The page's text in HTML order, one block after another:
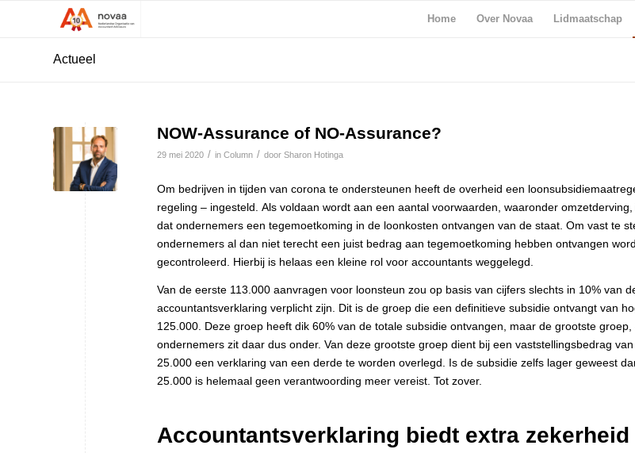
Home Over Novaa Lidmaatschap
Actueel
NOW-Assurance of NO-Assurance?
29 mei 2020 / in Column / door Sharon Hotinga
Om bedrijven in tijden van corona te ondersteunen heeft de overheid een
regeling – ingesteld. Als voldaan wordt aan een aantal voorwaarden, waaronder
dat ondernemers een tegemoetkoming in de loonkosten ontvangen van de staat. Om vast te
ondernemers al dan niet terecht een juist bedrag aan tegemoetkoming hebben ontvangen
gecontroleerd. Hierbij is helaas een kleine rol voor accountants weggelegd.
Van de eerste 113.000 aanvragen voor loonsteun zou op basis van cijfers slechts in 10% van
accountantsverklaring verplicht zijn. Dit is de groep die een definitieve subsidie ontvangt van
125.000. Deze groep heeft dik 60% van de totale subsidie ontvangen, maar de grootste groep,
ondernemers zit daar dus onder. Van deze grootste groep dient bij een vaststellingsbedrag
25.000 een verklaring van een derde te worden overlegd. Is de subsidie zelfs lager geweest
25.000 is helemaal geen verantwoording meer vereist. Tot zover.
Accountantsverklaring biedt extra zekerheid